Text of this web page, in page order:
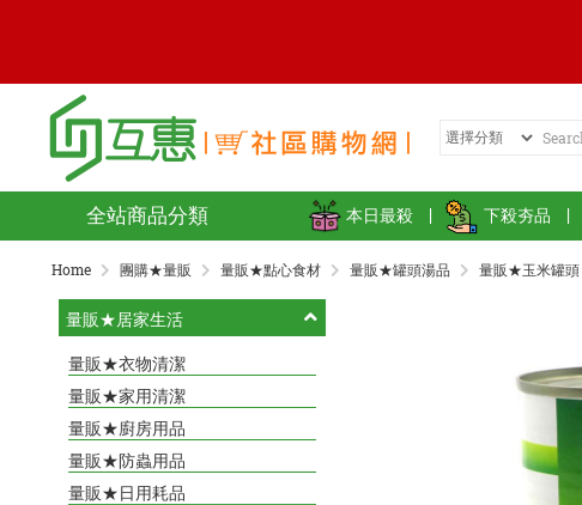
全站商品分類 本日最殺 | 下殺夯品 |
Home 團購★量販 量販★點心食材 量販★罐頭湯品 量販★玉米罐頭
量販★居家生活
量販★衣物清潔
量販★家用清潔
量販★廚房用品
量販★防蟲用品
量販★日用耗品